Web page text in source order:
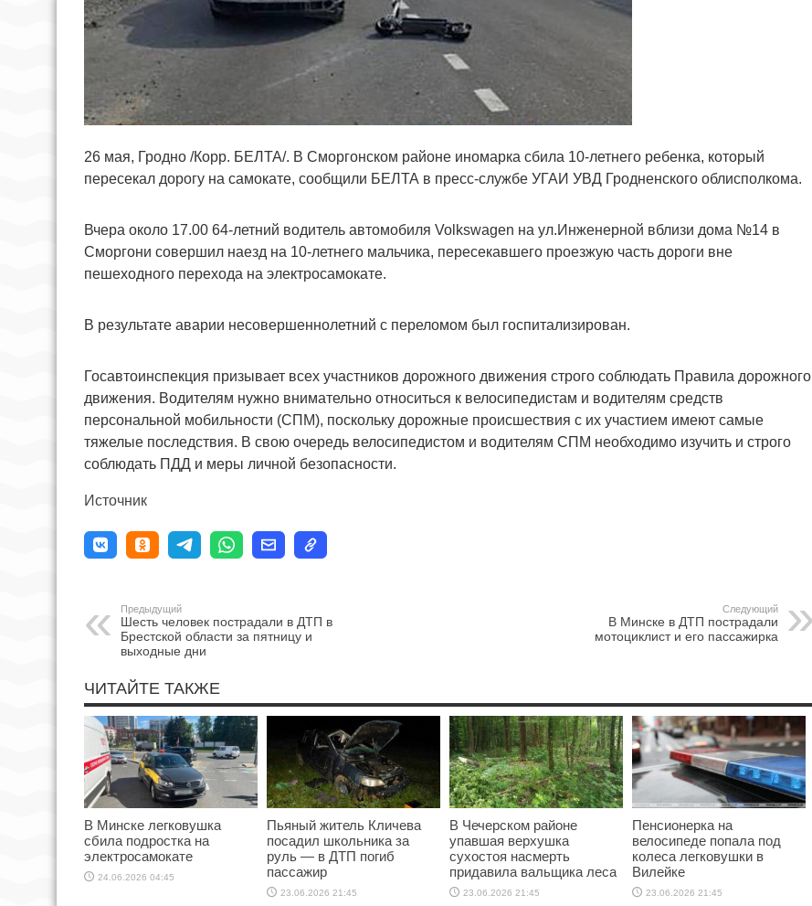
26 мая, Гродно /Корр. БЕЛТА/. В Сморгонском районе иномарка сбила 10-летнего ребенка, который
пересекал дорогу на самокате, сообщили БЕЛТА в пресс-службе УГАИ УВД Гродненского облисполкома.
Вчера около 17.00 64-летний водитель автомобиля Volkswagen на ул.Инженерной вблизи дома №14 в
Сморгони совершил наезд на 10-летнего мальчика, пересекавшего проезжую часть дороги вне
пешеходного перехода на электросамокате.
В результате аварии несовершеннолетний с переломом был госпитализирован.
Госавтоинспекция призывает всех участников дорожного движения строго соблюдать Правила дорожного
движения. Водителям нужно внимательно относиться к велосипедистам и водителям средств
персональной мобильности (СПМ), поскольку дорожные происшествия с их участием имеют самые
тяжелые последствия. В свою очередь велосипедистом и водителям СПМ необходимо изучить и строго
соблюдать ПДД и меры личной безопасности.
Источник
Предыдущий
Шесть человек пострадали в ДТП в
Брестской области за пятницу и
выходные дни
Следующий
В Минске в ДТП пострадали
мотоциклист и его пассажирка
ЧИТАЙТЕ ТАКЖЕ
В Минске легковушка
сбила подростка на
электросамокате
24.06.2026 04:45
Пьяный житель Кличева
посадил школьника за
руль — в ДТП погиб
пассажир
23.06.2026 21:45
В Чечерском районе
упавшая верхушка
сухостоя насмерть
придавила вальщика леса
23.06.2026 21:45
Пенсионерка на
велосипеде попала под
колеса легковушки в
Вилейке
23.06.2026 21:45